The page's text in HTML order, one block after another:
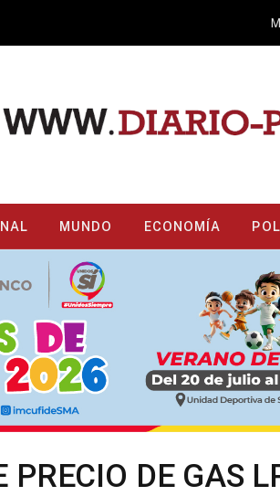
MUNDO ECONOMÍA
DE GAS